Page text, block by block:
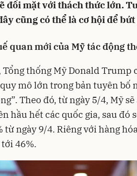
đối mặt với thách thức lớn.
cũng có thể là cơ hội để bứt
quan mới của Mỹ tác động
Tổng thống Mỹ Donald Trump
mô lớn trong bản tuyên bố
Theo đó, từ ngày 5/4, Mỹ
hầu hết các quốc gia, sau đó
từ ngày 9/4. Riêng với hàng
46%.